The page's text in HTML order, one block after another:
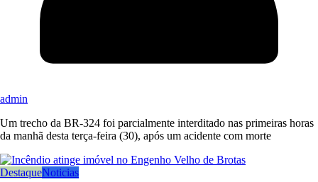
admin
Um trecho da BR-324 foi parcialmente interditado nas primeiras horas
da manhã desta terça-feira (30), após um acidente com morte
DestaqueNoticias